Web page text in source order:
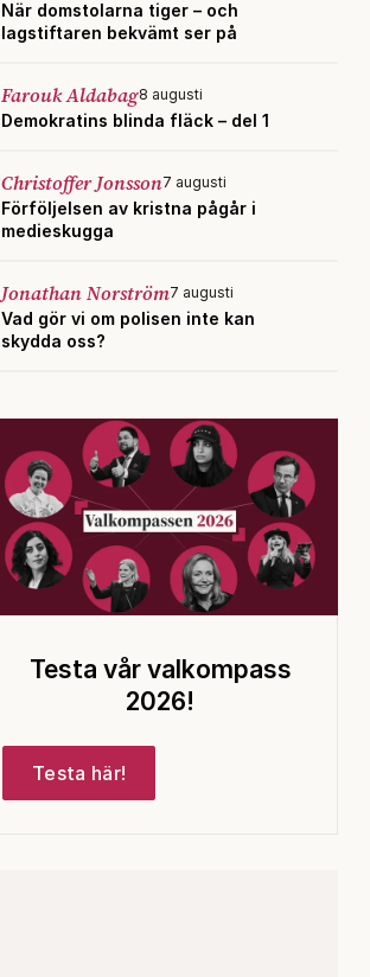
När domstolarna tiger – och
lagstiftaren bekvämt ser på
Farouk Aldabag8 augusti
Demokratins blinda fläck – del 1
Christoffer Jonsson7 augusti
Förföljelsen av kristna pågår i
medieskugga
Jonathan Norström7 augusti
Vad gör vi om polisen inte kan
skydda oss?
Testa vår valkompass
2026!
Testa här!